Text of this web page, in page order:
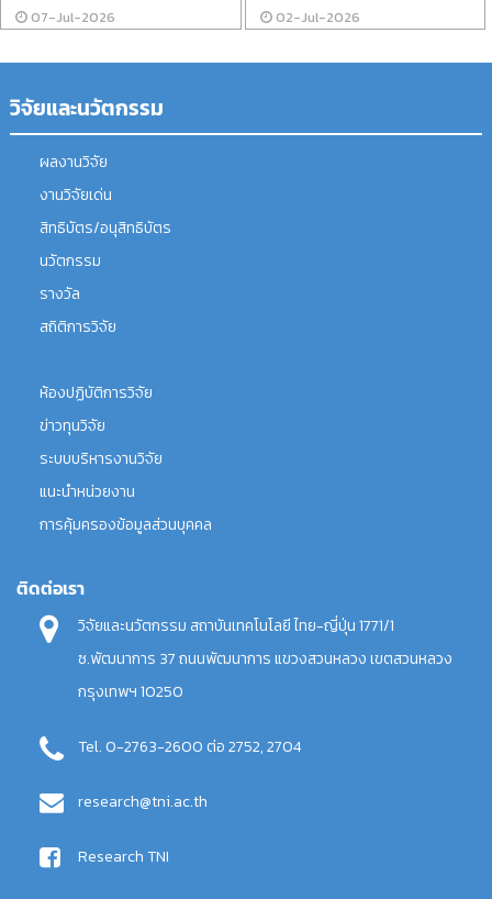
07-Jul-2026 02-Jul-2026
วิจัยและนวัตกรรม
ผลงานวิจัย
งานวิจัยเด่น
สิทธิบัตร/อนุสิทธิบัตร
นวัตกรรม
รางวัล
สถิติการวิจัย
ห้องปฏิบัติการวิจัย
ข่าวทุนวิจัย
ระบบบริหารงานวิจัย
แนะนำหน่วยงาน
การคุ้มครองข้อมูลส่วนบุคคล
ติดต่อเรา
วิจัยและนวัตกรรม สถาบันเทคโนโลยี ไทย-ญี่ปุ่น 1771/1
ซ.พัฒนาการ 37 ถนนพัฒนาการ แขวงสวนหลวง เขตสวนหลวง
กรุงเทพฯ 10250
Tel. 0-2763-2600 ต่อ 2752, 2704
research@tni.ac.th
Research TNI